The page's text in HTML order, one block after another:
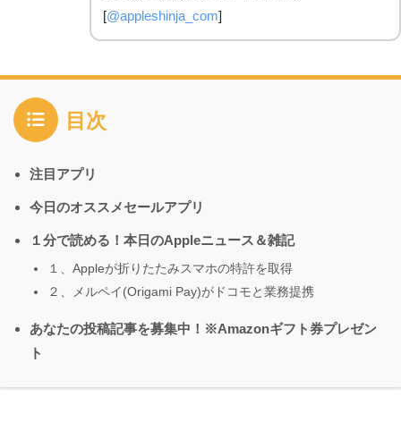
[@appleshinja_com]
目次
注目アプリ
今日のオススメセールアプリ
１分で読める！本日のAppleニュース＆雑記
１、Appleが折りたたみスマホの特許を取得
２、メルペイ(Origami Pay)がドコモと業務提携
あなたの投稿記事を募集中！※Amazonギフト券プレゼン
ト